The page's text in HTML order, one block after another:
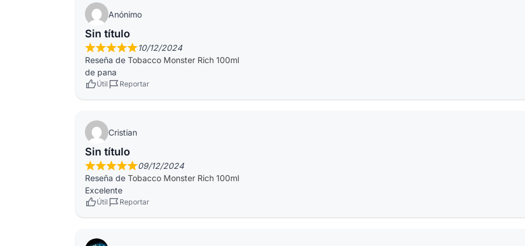
Anónimo
Sin título
10/12/2024
Reseña de Tobacco Monster Rich 100ml
de pana
Útil Reportar
Cristian
Sin título
09/12/2024
Reseña de Tobacco Monster Rich 100ml
Excelente
Útil Reportar